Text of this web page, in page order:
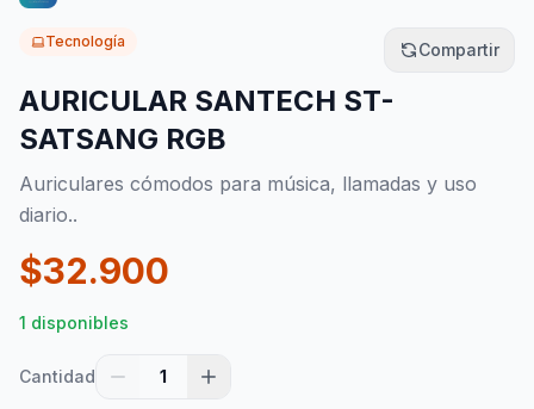
Tecnología Compartir
AURICULAR SANTECH ST-
SATSANG RGB
Auriculares cómodos para música, llamadas y uso
diario..
$32.900
1 disponibles
Cantidad 1